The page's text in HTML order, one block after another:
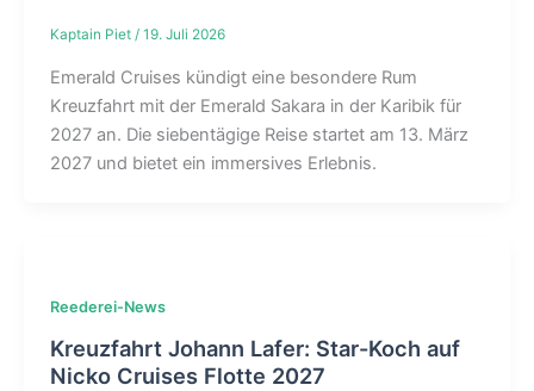
Kaptain Piet / 19. Juli 2026
Emerald Cruises kündigt eine besondere Rum
Kreuzfahrt mit der Emerald Sakara in der Karibik für
2027 an. Die siebentägige Reise startet am 13. März
2027 und bietet ein immersives Erlebnis.
Reederei-News
Kreuzfahrt Johann Lafer: Star-Koch auf
Nicko Cruises Flotte 2027